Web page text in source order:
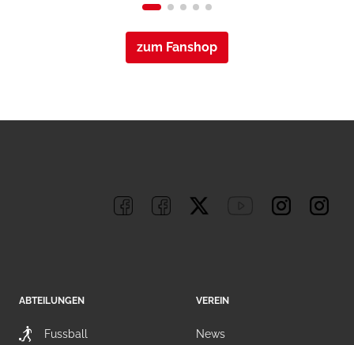
zum Fanshop
ABTEILUNGEN
Fussball
VEREIN
News